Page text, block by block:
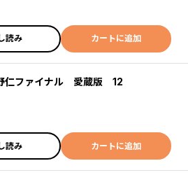
読み カートに追加
仁ファイナル 愛蔵版 12
読み カートに追加